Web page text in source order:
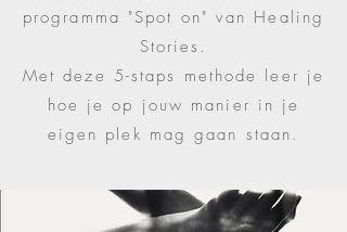
programma "Spot on" van Healing
Stories.
Met deze 5-staps methode leer je
hoe je op jouw manier in je
eigen plek mag gaan staan.